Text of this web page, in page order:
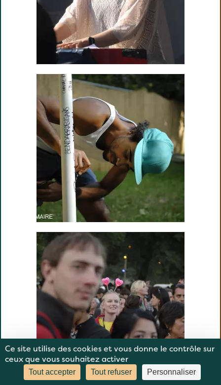
Ce site utilise des cookies et vous donne le contrôle sur
ceux que vous souhaitez activer
Tout accepter Tout refuser Personnaliser